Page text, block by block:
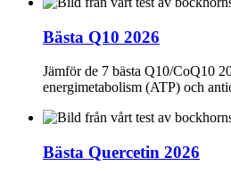
Bästa Q10 2026
Jämför de 7 bästa Q10/CoQ10
energimetabolism (ATP) och
Bästa Quercetin 2026